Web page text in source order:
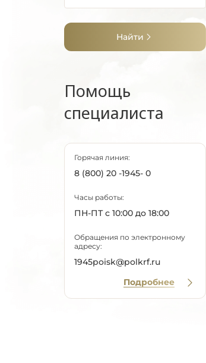
Найти
Помощь
специалиста
Горячая линия:
8 (800) 20 -1945- 0
Часы работы:
ПН-ПТ с 10:00 до 18:00
Обращения по электронному
адресу:
1945poisk@polkrf.ru
Подробнее